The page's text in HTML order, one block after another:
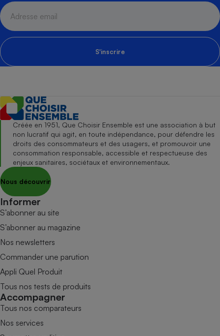
S'inscrire
Créée en 1951, Que Choisir Ensemble est une association à but
non lucratif qui agit, en toute indépendance, pour défendre les
droits des consommateurs et des usagers, et promouvoir une
consommation responsable, accessible et respectueuse des
enjeux sanitaires, sociétaux et environnementaux.
Nous découvrir
Informer
S’abonner au site
S’abonner au magazine
Nos newsletters
Commander une parution
Appli Quel Produit
Tous nos tests de produits
Accompagner
Tous nos comparateurs
Nos services